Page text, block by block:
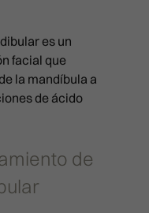
es un
facial que
la mandíbula a
de ácido
de